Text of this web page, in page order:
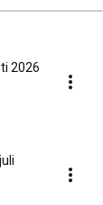
2026